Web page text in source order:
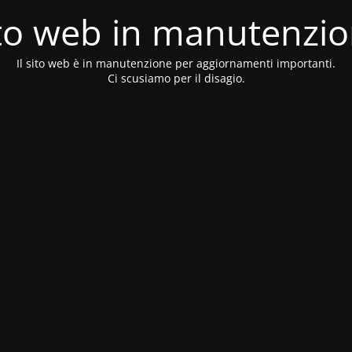
web in
Il sito web è in manutenzione per aggiornamenti importanti.
Ci scusiamo per il disagio.